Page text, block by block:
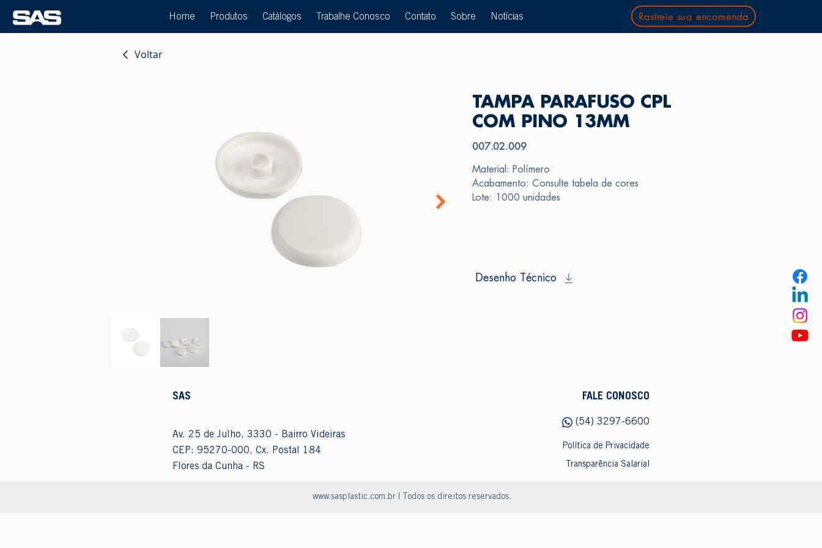
Home Produtos Catálogos Trabalhe Conosco Contato Sobre Notícias Rastreie sua encomenda
Voltar
TAMPA PARAFUSO CPL
COM PINO 13MM
007.02.009
Material: Polímero
Acabamento: Consulte tabela de cores
Lote: 1000 unidades
Desenho Técnico
SAS
Av. 25 de Julho, 3330 - Bairro Videiras
CEP: 95270-000, Cx. Postal 184
Flores da Cunha - RS
FALE CONOSCO
(54) 3297-6600
Política de Privacidade
Transparência Salarial
www.sasplastic.com.br| Todos os direitos reservados.